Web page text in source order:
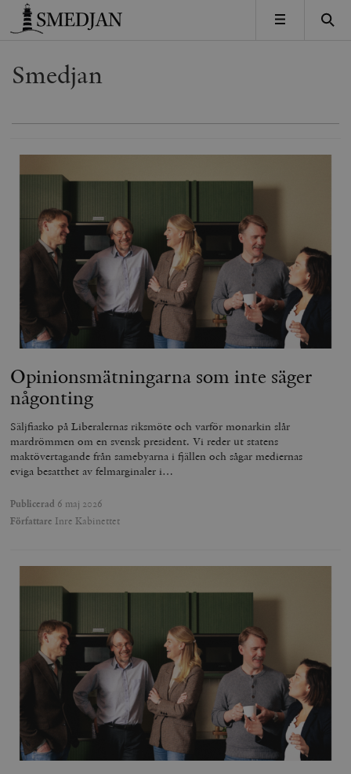
Timbro
MENY
Smedjan
Opinionsmätningarna som inte säger
någonting
Säljfiasko på Liberalernas riksmöte och varför monarkin slår
mardrömmen om en svensk president. Vi reder ut statens
maktövertagande från samebyarna i fjällen och sågar mediernas
eviga besatthet av felmarginaler i…
Publicerad 6 maj 2026
Författare Inre Kabinettet